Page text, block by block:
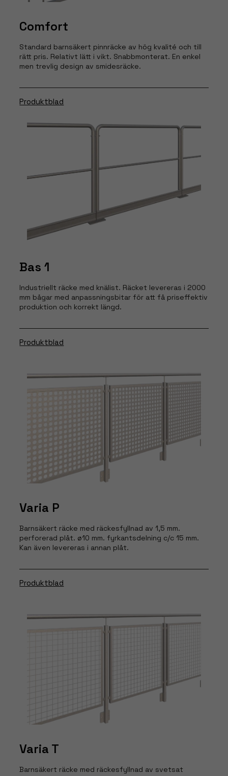
Comfort
Standard barnsäkert pinnräcke av hög kvalité och till
rätt pris. Relativt lätt i vikt. Snabbmonterat. En enkel
men trevlig design av smidesräcke.
Produktblad
Bas 1
Industriellt räcke med knälist. Räcket levereras i 2000
mm bågar med anpassningsbitar för att få priseffektiv
produktion och korrekt längd.
Produktblad
Varia P
Barnsäkert räcke med räckesfyllnad av 1,5 mm.
perforerad plåt. ø10 mm. fyrkantsdelning c/c 15 mm.
Kan även levereras i annan plåt.
Produktblad
Varia T
Barnsäkert räcke med räckesfyllnad av svetsat